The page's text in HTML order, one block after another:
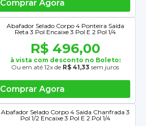
Comprar Agora
Abafador Selado Corpo 4 Ponteira Saída
Reta 3 Pol Encaixe 3 Pol E 2 Pol 1/4
R$ 496,00
à vista com desconto no Boleto:
Ou em até 12x de R$ 41,33 sem juros
Comprar Agora
Abafador Selado Corpo 4 Saida Chanfrada 3
Pol 1/2 Encaixe 3 Pol E 2 Pol 1/4